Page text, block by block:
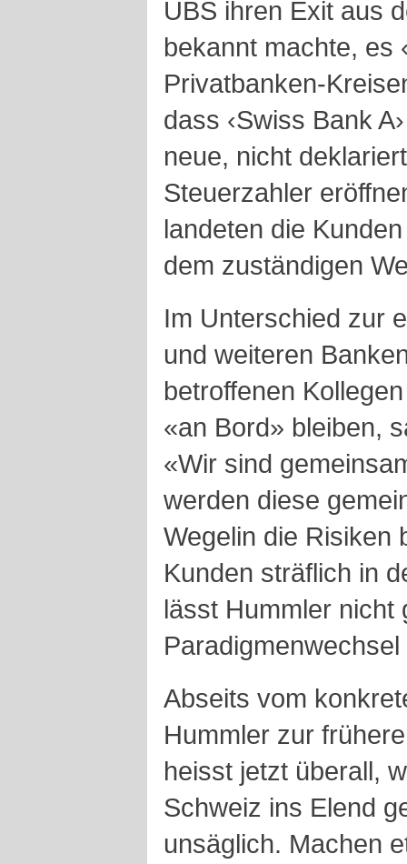
UBS ihren Exit aus
bekannt machte, es
Privatbanken-
dass ‹Swiss Bank
neue, nicht
Steuerzahler
landeten die
dem zuständigen
Im Unterschied zur
und weiteren
betroffenen
«an Bord» bleiben,
«Wir sind
werden diese
Wegelin die Risiken
Kunden sträflich in
lässt Hummler nicht
Abseits vom
Hummler zur
heisst jetzt überall,
Schweiz ins Elend
unsäglich. Machen